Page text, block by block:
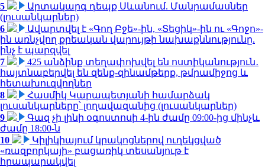
5
Արտակարգ դեպք Սևանում. Մանրամասներ
(լուսանկարներ)
6
Ավարտվել է «Գող Բջե»-ին, «Տեցիկ»-ին ու «Գոջո»-
ին առնչվող քրեական վարույթի նախաքննությունը.
ինչ է պարզվել
7
425 անձինք տեղափոխվել են ոստիկանություն․
հայտնաբերվել են զենք-զինամթերք, թմրամիջոց և
հետախուզվողներ
8
Հասմիկ Կարապետյանի համարձակ
լուսանկարները՝ լողավազանից (լուսանկարներ)
9
Գազ չի լինի օգոստոսի 4-ին ժամը 09:00-ից մինչև
ժամը 18:00-ն
10
Կիլիկիայում կրակոցներով ուղեկցված
«ռազբորկայի» բացառիկ տեսանյութ է
հրապարակվել